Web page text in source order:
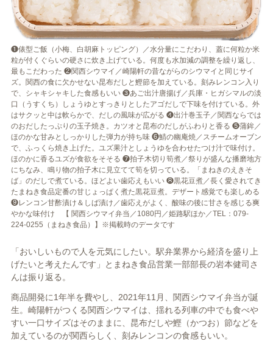
❶俵型ご飯（小梅、白胡麻トッピング）／水分量にこだわり、蓋に何粒か米
粒が付くぐらいの硬さに炊き上げている。何度も水加減の調整を繰り返し、
最もこだわった ❷関西シウマイ／崎陽軒の昔ながらのシウマイと同じサイ
ズ。関西の食に欠かせない昆布だしと鰹節を加えている。刻みレンコン入り
で、シャキシャキした食感もいい ❸あご出汁唐揚げ／兵庫・ヒガシマルの淡
口（うすくち）しょうゆとすっきりとしたアゴだしで下味を付けている。外
はサクッと中は軟らかで、だしの風味が広がる ❹出汁巻玉子／関西ならでは
のおだしたっぷりの玉子焼き。カツオと昆布のだしがふわりと香る ❺蒲鉾／
ほのかな甘みとしっかりした弾力が持ち味 ❻鯖の幽庵焼／スチームオーブン
で、ふっくら焼き上げた。ユズ果汁としょうゆを合わせたつけ汁で味付け。
ほのかに香るユズが食欲をそそる ❼拍子木切り筍煮／祭りが盛んな播磨地方
にちなみ、鳴り物の拍子木に見立てて筍を切っている。「まねきのえきそ
ば」のだしで煮ている。ほどよい歯応えもいい ❽黒花豆煮／長く愛されてき
たまねき食品定番の甘じょっぱく煮た黒花豆煮。デザート感覚でも楽しめる
❾レンコン甘酢漬け＆しば漬け／歯応えがよく、酸味の後に甘さを感じる爽
やかな味付け 【 関西シウマイ弁当／1080円／姫路駅ほか／TEL：079-
224-0255（まねき食品）】※掲載時のデータです
「おいしいもので人を元気にしたい。駅弁業界から経済を盛り上
げたいと考えたんです」とまねき食品営業一部部長の岩本健司さ
んは振り返る。
商品開発に1年半を費やし、2021年11月、関西シウマイ弁当が誕
生。崎陽軒がつくる関西シウマイは、揺れる列車の中でも食べや
すい一口サイズはそのままに、昆布だしや鰹（かつお）節などを
加えているのが関西らしく、刻みレンコンの食感もいい。